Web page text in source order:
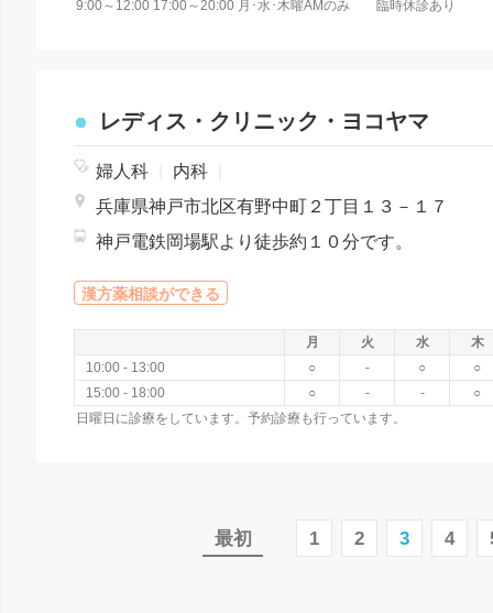
9:00～12:00 17:00～20:00 月･水･木曜AMのみ 臨時休診あり
レディス・クリニック・ヨコヤマ
婦人科 内科
兵庫県神戸市北区有野中町２丁目１３－１７
神戸電鉄岡場駅より徒歩約１０分です。
漢方薬相談ができる
月 火 水
木
10:00 - 13:00
○ - ○
○
15:00 - 18:00
○ - -
○
日曜日に診療をしています。予約診療も行っています。
最初 1 2 3 4